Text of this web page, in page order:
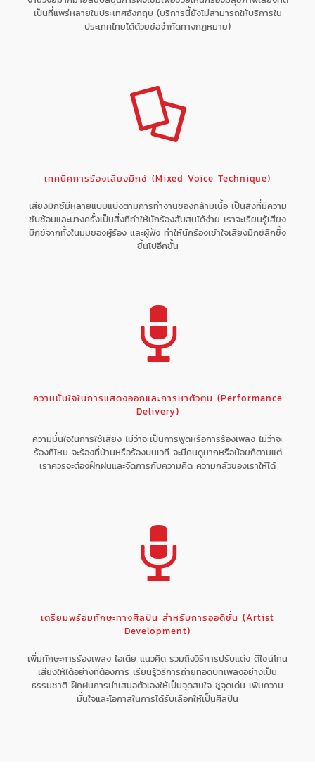
เป็นที่แพร่หลายในประเทศอังกฤษ (บริการนี้ยังไม่สามารถให้บริการใน
ประเทศไทยได้ด้วยข้อจำกัดทางกฏหมาย)
เทคนิคการร้องเสียงมิกซ์ (Mixed Voice Technique)
เสียงมิกซ์มีหลายแบบแบ่งตามการทำงานของกล้ามเนื้อ เป็นสิ่งที่มีความ
ซับซ้อนและบางครั้งเป็นสิ่งที่ทำให้นักร้องสับสนได้ง่าย เราจะเรียนรู้เสียง
มิกซ์จากทั้งในมุมของผู้ร้อง และผู้ฟัง ทำให้นักร้องเข้าใจเสียงมิกซ์ลึกซึ้ง
ขึ้นไปอีกขั้น
ความมั่นใจในการแสดงออกและการหาตัวตน (Performance
Delivery)
ความมั่นใจในการใช้เสียง ไม่ว่าจะเป็นการพูดหรือการร้องเพลง ไม่ว่าจะ
ร้องที่ไหน จะร้องที่บ้านหรือร้องบนเวที จะมีคนดูมากหรือน้อยก็ตามแต่
เราควรจะต้องฝึกฝนและจัดการกับความคิด ความกลัวของเราให้ได้
เตรียมพร้อมทักษะทางศิลปิน สำหรับการออดิชั่น (Artist
Development)
เพิ่มทักษะการร้องเพลง ไอเดีย แนวคิด รวมถึงวิธีการปรับแต่ง ดีไซน์โทน
เสียงให้ได้อย่างที่ต้องการ เรียนรู้วิธีการถ่ายทอดบทเพลงอย่างเป็น
ธรรมชาติ ฝึกฝนการนำเสนอตัวเองให้เป็นจุดสนใจ ชูจุดเด่น เพิ่มความ
มั่นใจและโอกาสในการได้รับเลือกให้เป็นศิลปิน